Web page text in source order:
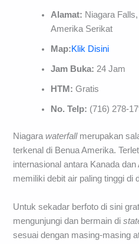
Alamat: Niagara
Amerika Serikat
Map:Klik Disini
Jam Buka:24 Jam
HTM:Gratis
No. Telp: (716) 278-
Niagarawaterfallmerupakan
terkenal di Benua Amerika.
internasional antara Kanada
memiliki debit air paling tinggi di
Untuk sekadar berfoto di sini
mengunjungi dan bermain di
sesuai dengan masing-masing